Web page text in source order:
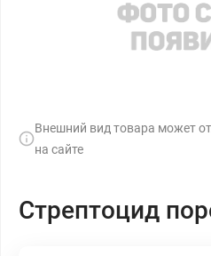
Внешний вид товара может
на сайте
Стрептоцид